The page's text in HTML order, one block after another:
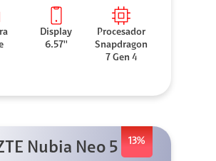
Display
6.57''
Procesador
Snapdragon
7 Gen 4
13%
Nubia Neo 5